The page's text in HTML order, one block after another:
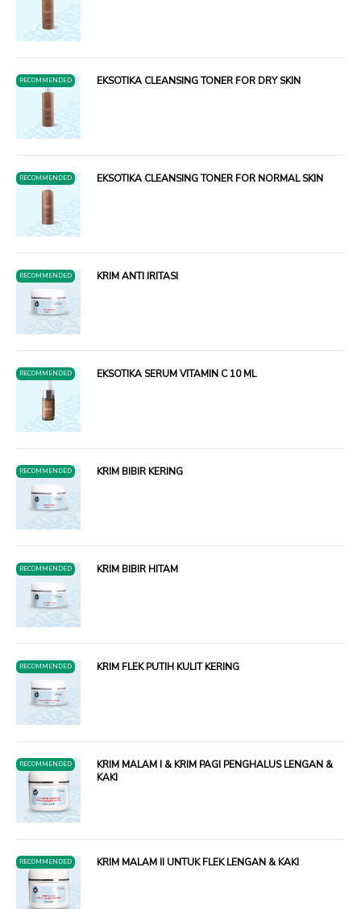
RECOMMENDED EKSOTIKA CLEANSING TONER FOR DRY SKIN
RECOMMENDED EKSOTIKA CLEANSING TONER FOR NORMAL SKIN
RECOMMENDED KRIM ANTI IRITASI
RECOMMENDED EKSOTIKA SERUM VITAMIN C 10 ML
RECOMMENDED KRIM BIBIR KERING
RECOMMENDED KRIM BIBIR HITAM
RECOMMENDED KRIM FLEK PUTIH KULIT KERING
RECOMMENDED
KRIM MALAM I & KRIM PAGI PENGHALUS LENGAN &
KAKI
RECOMMENDED KRIM MALAM II UNTUK FLEK LENGAN & KAKI